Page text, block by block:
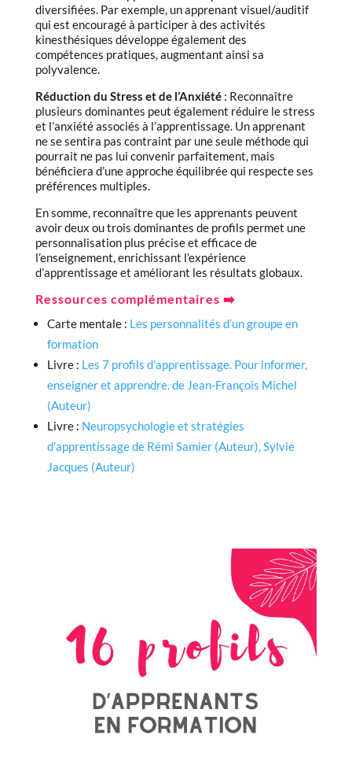
diversifiées. Par exemple, un apprenant visuel/auditif
qui est encouragé à participer à des activités
kinesthésiques développe également des
compétences pratiques, augmentant ainsi sa
polyvalence.
Réduction du Stress et de l’Anxiété: Reconnaître
plusieurs dominantes peut également réduire le stress
et l’anxiété associés à l’apprentissage. Un apprenant
ne se sentira pas contraint par une seule méthode qui
pourrait ne pas lui convenir parfaitement, mais
bénéficiera d’une approche équilibrée qui respecte ses
préférences multiples.
En somme, reconnaître que les apprenants peuvent
avoir deux ou trois dominantes de profils permet une
personnalisation plus précise et efficace de
l’enseignement, enrichissant l’expérience
d’apprentissage et améliorant les résultats globaux.
Ressources complémentaires ➡️
Carte mentale : Les personnalités d’un groupe en
formation
Livre : Les 7 profils d’apprentissage. Pour informer,
enseigner et apprendre. de Jean-François Michel
(Auteur)
Livre : Neuropsychologie et stratégies
d’apprentissage de Rémi Samier (Auteur), Sylvie
Jacques (Auteur)